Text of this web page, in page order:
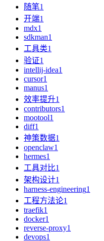
随笔1
开端1
mdx1
sdkman1
工具类1
验证1
intellij-idea1
cursor1
manus1
效率提升1
contributors1
mootool1
diff1
神策数据1
openclaw1
hermes1
工具对比1
架构设计1
harness-engineering1
工程方法论1
traefik1
docker1
reverse-proxy1
devops1